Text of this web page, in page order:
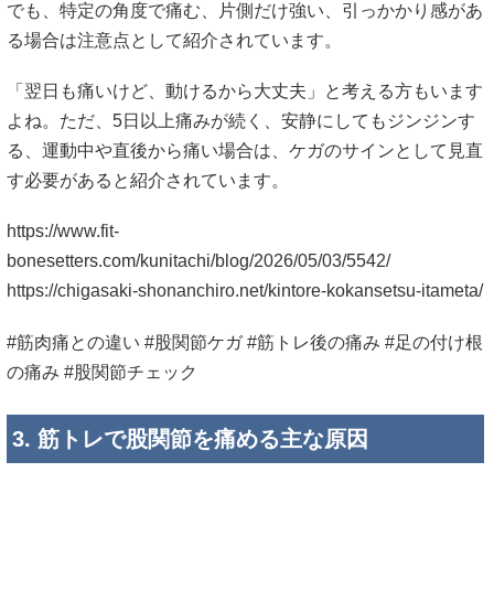
でも、特定の角度で痛む、片側だけ強い、引っかかり感があ
る場合は注意点として紹介されています。
「翌日も痛いけど、動けるから大丈夫」と考える方もいます
よね。ただ、5日以上痛みが続く、安静にしてもジンジンす
る、運動中や直後から痛い場合は、ケガのサインとして見直
す必要があると紹介されています。
https://www.fit-
bonesetters.com/kunitachi/blog/2026/05/03/5542/
https://chigasaki-shonanchiro.net/kintore-kokansetsu-itameta/
#筋肉痛との違い #股関節ケガ #筋トレ後の痛み #足の付け根
の痛み #股関節チェック
3. 筋トレで股関節を痛める主な原因